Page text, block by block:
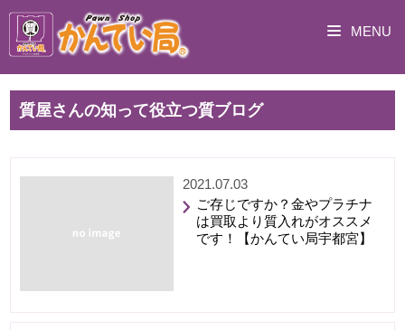
MENU
質屋さんの知って役立つ質ブログ
2021.07.03
ご存じですか？金やプラチナ
は買取より質入れがオススメ
です！【かんてい局宇都宮】